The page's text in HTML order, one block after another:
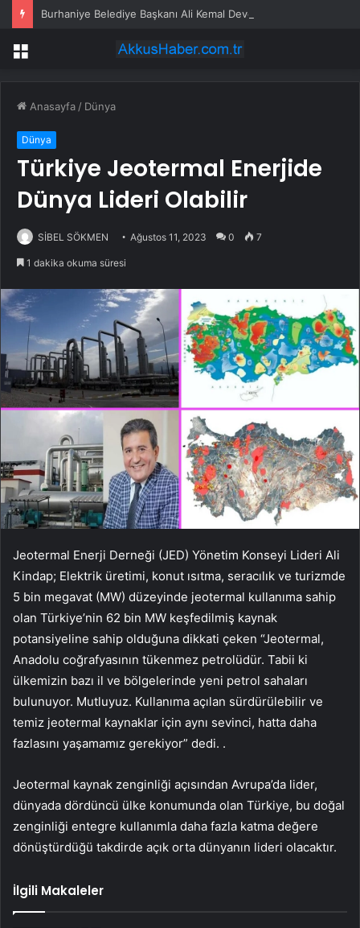
Menü
Anasayfa / Dünya
Dünya
Türkiye Jeotermal Enerjide
Dünya Lideri Olabilir
SİBEL SÖKMEN Ağustos 11, 2023 0 7
1 dakika okuma süresi
Jeotermal Enerji Derneği (JED) Yönetim Konseyi Lideri Ali
Kindap; Elektrik üretimi, konut ısıtma, seracılık ve turizmde
5 bin megavat (MW) düzeyinde jeotermal kullanıma sahip
olan Türkiye’nin 62 bin MW keşfedilmiş kaynak
potansiyeline sahip olduğuna dikkati çeken “Jeotermal,
Anadolu coğrafyasının tükenmez petrolüdür. Tabii ki
ülkemizin bazı il ve bölgelerinde yeni petrol sahaları
bulunuyor. Mutluyuz. Kullanıma açılan sürdürülebilir ve
temiz jeotermal kaynaklar için aynı sevinci, hatta daha
fazlasını yaşamamız gerekiyor” dedi. .
Jeotermal kaynak zenginliği açısından Avrupa’da lider,
dünyada dördüncü ülke konumunda olan Türkiye, bu doğal
zenginliği entegre kullanımla daha fazla katma değere
dönüştürdüğü takdirde açık orta dünyanın lideri olacaktır.
İlgili Makaleler